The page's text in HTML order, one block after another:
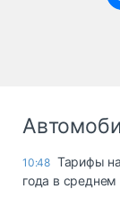
10:48 Тарифы
года в среднем